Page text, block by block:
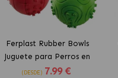
Ferplast Rubber Bowls
Juguete para Perros en
Colores Surtidos
(DESDE) 7.99 €